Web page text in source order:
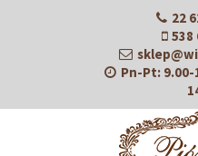
22
538
Pn-Pt: 9.00-